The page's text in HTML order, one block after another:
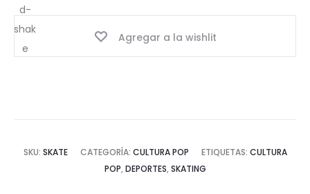
Agregar a la wishlit
SKU: SKATE CATEGORÍA: CULTURA POP ETIQUETAS: CULTURA
POP, DEPORTES, SKATING